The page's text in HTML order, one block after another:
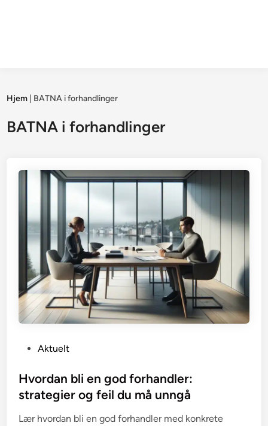
Hjem BATNA i forhandlinger
BATNA i forhandlinger
s
t
d
Aktuelt
Hvordan bli en god forhandler:
strategier og feil du må unngå
Lær hvordan bli en god forhandler med konkrete